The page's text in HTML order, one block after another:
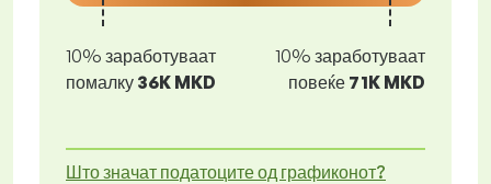
10% заработуваат
помалку 36K MKD
10% заработуваат
повеќе 71K MKD
Што значат податоците од графиконот?